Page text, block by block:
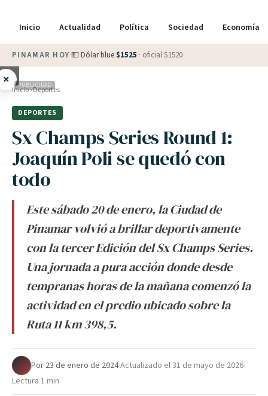
Inicio Actualidad Política Sociedad Economía
PINAMAR HOY·⛅ 9°·Parcialmente nublado
× PUBLICIDAD
Inicio›Deportes
DEPORTES
Sx Champs Series Round 1:
Joaquín Poli se quedó con
todo
Este sábado 20 de enero, la Ciudad de
Pinamar volvió a brillar deportivamente
con la tercer Edición del Sx Champs Series.
Una jornada a pura acción donde desde
tempranas horas de la mañana comenzó la
actividad en el predio ubicado sobre la
Ruta 11 km 398,5.
Por·23 de enero de 2024·Actualizado el31 de mayo de 2026·
Lectura 1 min